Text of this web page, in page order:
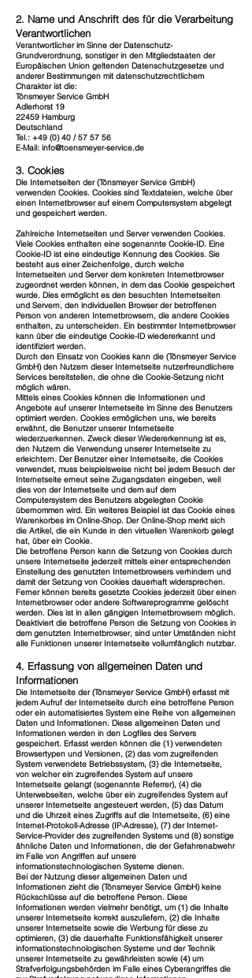
2. Name und Anschrift des für die Verarbeitung
Verantwortlichen
Verantwortlicher im Sinne der Datenschutz-
Grundverordnung, sonstiger in den Mitgliedstaaten der
Europäischen Union geltenden Datenschutzgesetze und
anderer Bestimmungen mit datenschutzrechtlichem
Charakter ist die:
Tönsmeyer Service GmbH
Adlerhorst 19
22459 Hamburg
Deutschland
Tel.: +49 (0) 40 / 57 57 56
E-Mail: info@toensmeyer-service.de
3. Cookies
Die Internetseiten der (Tönsmeyer Service GmbH)
verwenden Cookies. Cookies sind Textdateien, welche über
einen Internetbrowser auf einem Computersystem abgelegt
und gespeichert werden.
Zahlreiche Internetseiten und Server verwenden Cookies.
Viele Cookies enthalten eine sogenannte Cookie-ID. Eine
Cookie-ID ist eine eindeutige Kennung des Cookies. Sie
besteht aus einer Zeichenfolge, durch welche
Internetseiten und Server dem konkreten Internetbrowser
zugeordnet werden können, in dem das Cookie gespeichert
wurde. Dies ermöglicht es den besuchten Internetseiten
und Servern, den individuellen Browser der betroffenen
Person von anderen Internetbrowsern, die andere Cookies
enthalten, zu unterscheiden. Ein bestimmter Internetbrowser
kann über die eindeutige Cookie-ID wiedererkannt und
identifiziert werden.
Durch den Einsatz von Cookies kann die (Tönsmeyer Service
GmbH) den Nutzern dieser Internetseite nutzerfreundlichere
Services bereitstellen, die ohne die Cookie-Setzung nicht
möglich wären.
Mittels eines Cookies können die Informationen und
Angebote auf unserer Internetseite im Sinne des Benutzers
optimiert werden. Cookies ermöglichen uns, wie bereits
erwähnt, die Benutzer unserer Internetseite
wiederzuerkennen. Zweck dieser Wiedererkennung ist es,
den Nutzern die Verwendung unserer Internetseite zu
erleichtern. Der Benutzer einer Internetseite, die Cookies
verwendet, muss beispielsweise nicht bei jedem Besuch der
Internetseite erneut seine Zugangsdaten eingeben, weil
dies von der Internetseite und dem auf dem
Computersystem des Benutzers abgelegten Cookie
übernommen wird. Ein weiteres Beispiel ist das Cookie eines
Warenkorbes im Online-Shop. Der Online-Shop merkt sich
die Artikel, die ein Kunde in den virtuellen Warenkorb gelegt
hat, über ein Cookie.
Die betroffene Person kann die Setzung von Cookies durch
unsere Internetseite jederzeit mittels einer entsprechenden
Einstellung des genutzten Internetbrowsers verhindern und
damit der Setzung von Cookies dauerhaft widersprechen.
Ferner können bereits gesetzte Cookies jederzeit über einen
Internetbrowser oder andere Softwareprogramme gelöscht
werden. Dies ist in allen gängigen Internetbrowsern möglich.
Deaktiviert die betroffene Person die Setzung von Cookies in
dem genutzten Internetbrowser, sind unter Umständen nicht
alle Funktionen unserer Internetseite vollumfänglich nutzbar.
4. Erfassung von allgemeinen Daten und
Informationen
Die Internetseite der (Tönsmeyer Service GmbH) erfasst mit
jedem Aufruf der Internetseite durch eine betroffene Person
oder ein automatisiertes System eine Reihe von allgemeinen
Daten und Informationen. Diese allgemeinen Daten und
Informationen werden in den Logfiles des Servers
gespeichert. Erfasst werden können die (1) verwendeten
Browsertypen und Versionen, (2) das vom zugreifenden
System verwendete Betriebssystem, (3) die Internetseite,
von welcher ein zugreifendes System auf unsere
Internetseite gelangt (sogenannte Referrer), (4) die
Unterwebseiten, welche über ein zugreifendes System auf
unserer Internetseite angesteuert werden, (5) das Datum
und die Uhrzeit eines Zugriffs auf die Internetseite, (6) eine
Internet-Protokoll-Adresse (IP-Adresse), (7) der Internet-
Service-Provider des zugreifenden Systems und (8) sonstige
ähnliche Daten und Informationen, die der Gefahrenabwehr
im Falle von Angriffen auf unsere
informationstechnologischen Systeme dienen.
Bei der Nutzung dieser allgemeinen Daten und
Informationen zieht die (Tönsmeyer Service GmbH) keine
Rückschlüsse auf die betroffene Person. Diese
Informationen werden vielmehr benötigt, um (1) die Inhalte
unserer Internetseite korrekt auszuliefern, (2) die Inhalte
unserer Internetseite sowie die Werbung für diese zu
optimieren, (3) die dauerhafte Funktionsfähigkeit unserer
informationstechnologischen Systeme und der Technik
unserer Internetseite zu gewährleisten sowie (4) um
Strafverfolgungsbehörden im Falle eines Cyberangriffes die